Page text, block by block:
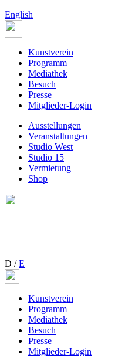
English
Kunstverein
Programm
Mediathek
Besuch
Presse
Mitglieder-Login
Ausstellungen
Veranstaltungen
Studio West
Studio 15
Vermietung
Shop
D /E
Kunstverein
Programm
Mediathek
Besuch
Presse
Mitglieder-Login